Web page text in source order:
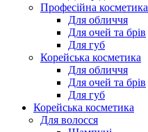
Професійна косметика
Для обличчя
Для очей та брів
Для губ
Корейська косметика
Для обличчя
Для очей та брів
Для губ
Корейська косметика
Для волосся